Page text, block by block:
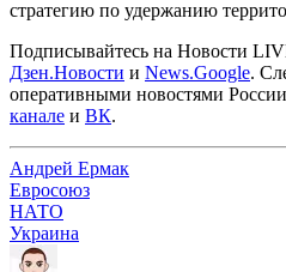
стратегию по удержанию
Подписывайтесь на Новости
Дзен.Новости и News.Google.
оперативными новостями
канале и ВК.
Андрей Ермак
Евросоюз
НАТО
Украина